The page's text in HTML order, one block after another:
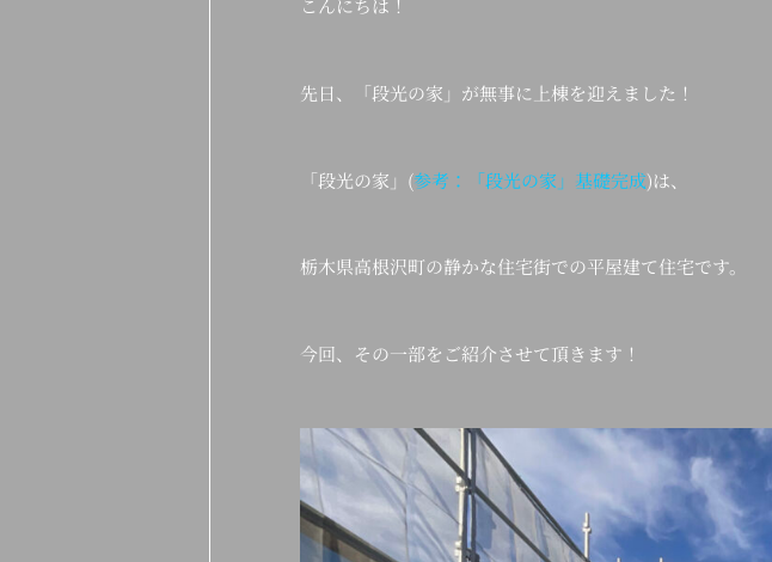
こんにちは！
先日、「段光の家」が無事に上棟を迎えました！
「段光の家」(参考：「段光の家」基礎完成)は、
栃木県高根沢町の静かな住宅街での平屋建て住宅です。
今回、その一部をご紹介させて頂きます！